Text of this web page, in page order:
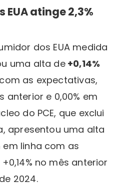
EUA atinge 2,3%
dos EUA medida
uma alta de+0,14%
as expectativas,
anterior e 0,00% em
do PCE, que exclui
apresentou uma alta
em linha com as
no mês anterior
2024.